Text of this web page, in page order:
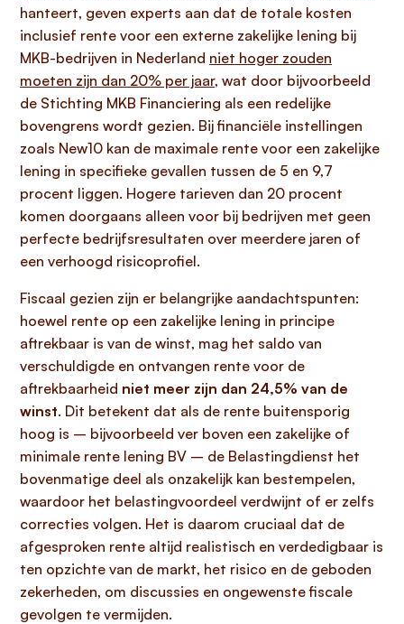
hanteert, geven experts aan dat de totale kosten
inclusief rente voor een externe zakelijke lening bij
MKB-bedrijven in Nederland niet hoger zouden
moeten zijn dan 20% per jaar, wat door bijvoorbeeld
de Stichting MKB Financiering als een redelijke
bovengrens wordt gezien. Bij financiële instellingen
zoals New10 kan de maximale rente voor een zakelijke
lening in specifieke gevallen tussen de 5 en 9,7
procent liggen. Hogere tarieven dan 20 procent
komen doorgaans alleen voor bij bedrijven met geen
perfecte bedrijfsresultaten over meerdere jaren of
een verhoogd risicoprofiel.
Fiscaal gezien zijn er belangrijke aandachtspunten:
hoewel rente op een zakelijke lening in principe
aftrekbaar is van de winst, mag het saldo van
verschuldigde en ontvangen rente voor de
aftrekbaarheid niet meer zijn dan 24,5% van de
winst. Dit betekent dat als de rente buitensporig
hoog is – bijvoorbeeld ver boven een zakelijke of
minimale rente lening BV – de Belastingdienst het
bovenmatige deel als onzakelijk kan bestempelen,
waardoor het belastingvoordeel verdwijnt of er zelfs
correcties volgen. Het is daarom cruciaal dat de
afgesproken rente altijd realistisch en verdedigbaar is
ten opzichte van de markt, het risico en de geboden
zekerheden, om discussies en ongewenste fiscale
gevolgen te vermijden.